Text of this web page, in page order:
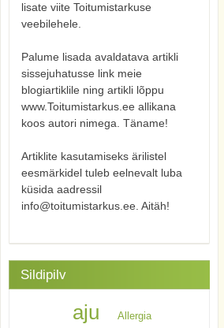
lisate viite Toitumistarkuse
veebilehele.
Palume lisada avaldatava artikli
sissejuhatusse link meie
blogiartiklile ning artikli lõppu
www.Toitumistarkus.ee allikana
koos autori nimega. Täname!
Artiklite kasutamiseks ärilistel
eesmärkidel tuleb eelnevalt luba
küsida aadressil
info@toitumistarkus.ee. Aitäh!
Sildipilv
aju Allergia